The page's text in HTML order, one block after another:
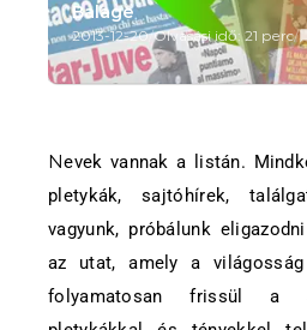
Balage
2013-12-20/Olvasási idő: 21 perc/
Nevek vannak a listán. Mindkét oldalon. És sok. A
pletykák, sajtóhírek,
vagyunk, próbálunk
az utat, amely a
folyamatosan frissül a